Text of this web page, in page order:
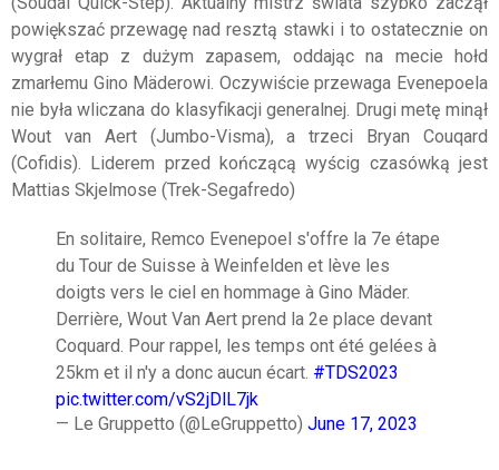
powiększać przewagę nad resztą stawki i to ostatecznie on
wygrał etap z dużym zapasem, oddając na mecie hołd
zmarłemu Gino Mäderowi. Oczywiście przewaga Evenepoela
nie była wliczana do klasyfikacji generalnej. Drugi metę minął
Wout van Aert (Jumbo-Visma), a trzeci Bryan Couqard
(Cofidis). Liderem przed kończącą wyścig czasówką jest
Mattias Skjelmose (Trek-Segafredo)
En solitaire, Remco Evenepoel s'offre la 7e étape
du Tour de Suisse à Weinfelden et lève les
doigts vers le ciel en hommage à Gino Mäder.
Derrière, Wout Van Aert prend la 2e place devant
Coquard. Pour rappel, les temps ont été gelées à
25km et il n'y a donc aucun écart. #TDS2023
pic.twitter.com/vS2jDlL7jk
— Le Gruppetto (@LeGruppetto) June 17, 2023